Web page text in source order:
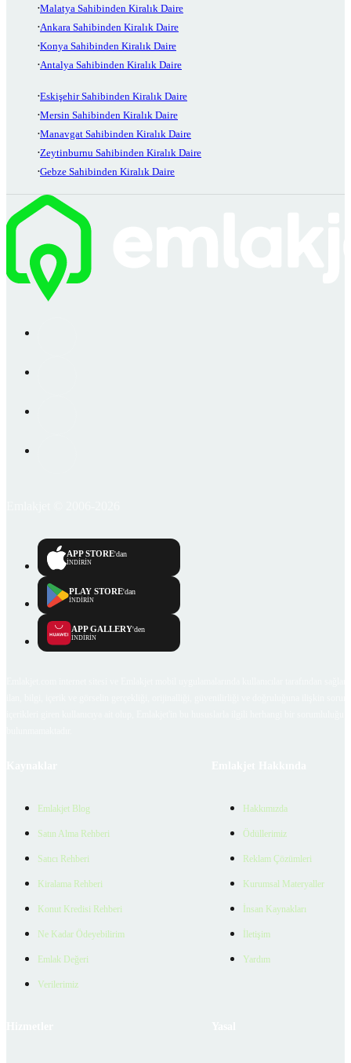
Malatya Sahibinden Kiralık Daire
Ankara Sahibinden Kiralık Daire
Konya Sahibinden Kiralık Daire
Antalya Sahibinden Kiralık Daire
Eskişehir Sahibinden Kiralık Daire
Mersin Sahibinden Kiralık Daire
Manavgat Sahibinden Kiralık Daire
Zeytinburnu Sahibinden Kiralık Daire
Gebze Sahibinden Kiralık Daire
APP STORE'dan
İNDİRİN
PLAY STORE'dan
İNDİRİN
APP GALLERY'den
İNDİRİN
Emlakjet Blog
Satın Alma Rehberi
Satıcı Rehberi
Kiralama Rehberi
Konut Kredisi Rehberi
Ne Kadar Ödeyebilirim
Emlak Değeri
Verilerimiz
Hakkımızda
Ödüllerimiz
Reklam Çözümleri
Kurumsal Materyaller
İnsan Kaynakları
İletişim
Yardım